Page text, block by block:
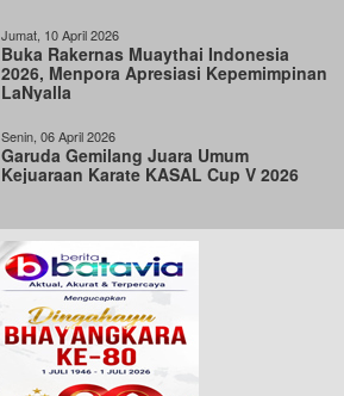
Jumat, 10 April 2026
Buka Rakernas Muaythai Indonesia
2026, Menpora Apresiasi Kepemimpinan
LaNyalla
Senin, 06 April 2026
Garuda Gemilang Juara Umum
Kejuaraan Karate KASAL Cup V 2026